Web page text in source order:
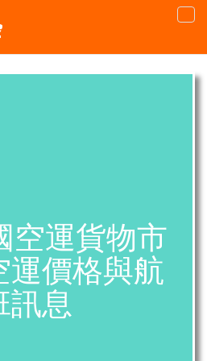
空運貨物市
價格與航
訊息